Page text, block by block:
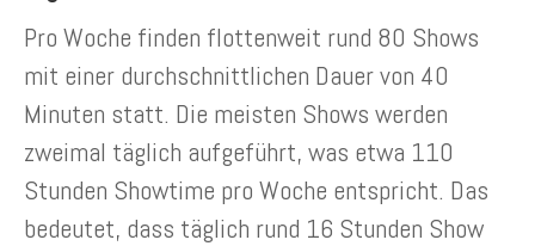
Pro Woche finden flottenweit rund 80 Shows
mit einer durchschnittlichen Dauer von 40
Minuten statt. Die meisten Shows werden
zweimal täglich aufgeführt, was etwa 110
Stunden Showtime pro Woche entspricht. Das
bedeutet, dass täglich rund 16 Stunden Show